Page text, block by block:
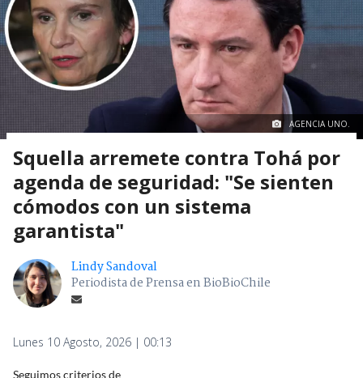
AGENCIA UNO.
Squella arremete contra Tohá por
agenda de seguridad: "Se sienten
cómodos con un sistema
garantista"
Lindy Sandoval
Periodista de Prensa en BioBioChile
Lunes 10 Agosto, 2026 | 00:13
Seguimos criterios de